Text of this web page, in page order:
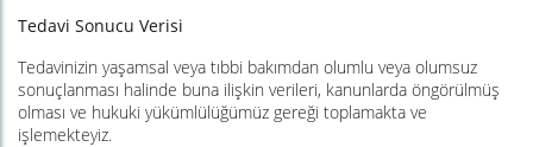
Tedavi Sonucu Verisi
Tedavinizin yaşamsal veya tıbbi bakımdan olumlu veya olumsuz
sonuçlanması halinde buna ilişkin verileri, kanunlarda öngörülmüş
olması ve hukuki yükümlülüğümüz gereği toplamakta ve
işlemekteyiz.